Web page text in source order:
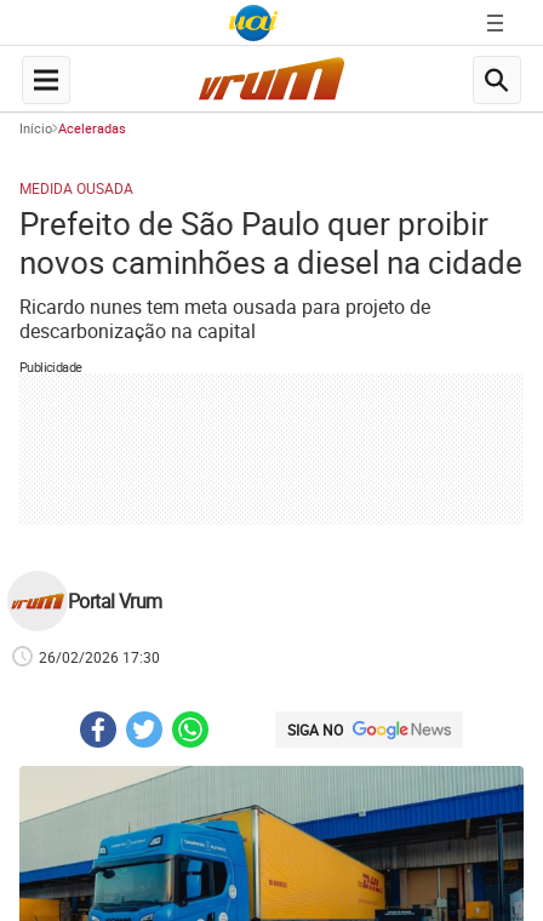
Início Aceleradas
MEDIDA OUSADA
Prefeito de São Paulo quer proibir
novos caminhões a diesel na cidade
Ricardo nunes tem meta ousada para projeto de
descarbonização na capital
Publicidade
Portal Vrum
26/02/2026 17:30
SIGA NO